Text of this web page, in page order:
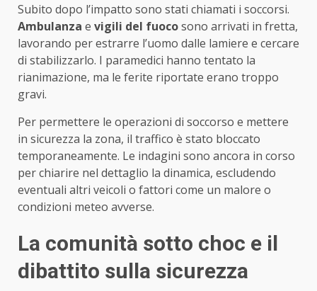
Subito dopo l’impatto sono stati chiamati i soccorsi.
Ambulanza e vigili del fuocosono arrivati in fretta,
lavorando per estrarre l’uomo dalle lamiere e cercare
di stabilizzarlo. I paramedici hanno tentato la
rianimazione, ma le ferite riportate erano troppo
gravi.
Per permettere le operazioni di soccorso e mettere
in sicurezza la zona, il traffico è stato bloccato
temporaneamente. Le indagini sono ancora in corso
per chiarire nel dettaglio la dinamica, escludendo
eventuali altri veicoli o fattori come un malore o
condizioni meteo avverse.
La comunità sotto choc e il
dibattito sulla sicurezza